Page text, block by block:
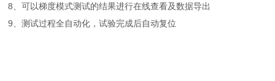
8、可以梯度模式测试的结果进行在线查看及数据导出
9、测试过程全自动化，试验完成后自动复位